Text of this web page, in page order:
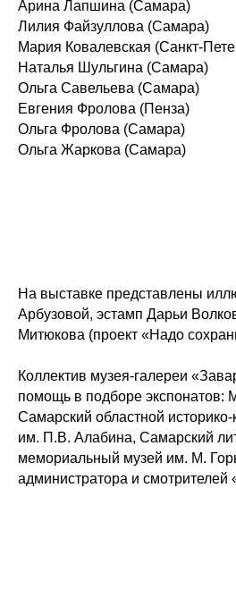
Арина Лапшина (Самара)
Лилия Файзуллова (Самара)
Мария Ковалевская (Санкт-
Наталья Шульгина (Самара)
Ольга Савельева (Самара)
Евгения Фролова (Пенза)
Ольга Фролова (Самара)
Ольга Жаркова (Самара)
На выставке представлены
Арбузовой, эстамп Дарьи
Митюкова (проект «Надо
Коллектив музея-галереи
помощь в подборе экспонатов:
Самарский областной
им. П.В. Алабина, Самарский
мемориальный музей им. М.
администратора и смотрителей